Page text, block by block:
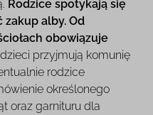
Rodzice spotykają się
alby. Od
obowiązuje
przyjmują komunię
rodzice
określonego
oraz garnituru dla